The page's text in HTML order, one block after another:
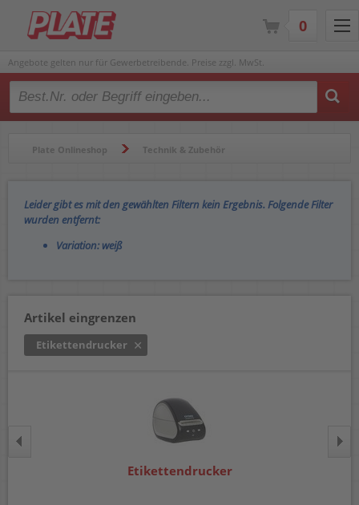
Angebote gelten nur für Gewerbetreibende. Preise zzgl. MwSt.
Type 2 or more characters for results.
Plate Onlineshop Technik & Zubehör
Etikettendrucker
Leider gibt es mit den gewählten Filtern kein Ergebnis. Folgende Filter
wurden entfernt:
Variation: weiß
Artikel eingrenzen
Etikettendrucker
Etikettendrucker
0